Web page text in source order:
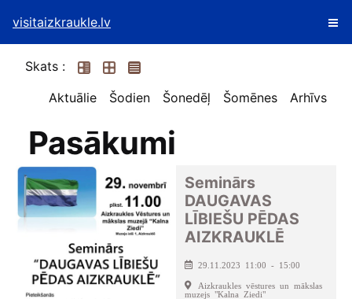
visitaizkraukle.lv
Skats :
Aktuālie
Šodien Šonedēļ Šomēnes Arhīvs
Pasākumi
Seminārs
DAUGAVAS
LĪBIEŠU PĒDAS
AIZKRAUKLĒ
29.11.2023 11:00 - 15:00
Aizkraukles vēstures un mākslas
muzejs "Kalna Ziedi"